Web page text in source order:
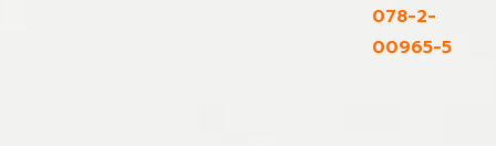
078-2-
00965-5